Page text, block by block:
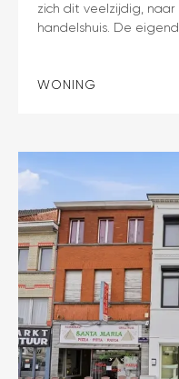
met
woonst
tuin
zich dit veelzijdig,
handelshuis. De
WONING